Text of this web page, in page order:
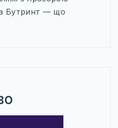
Бутринт — що